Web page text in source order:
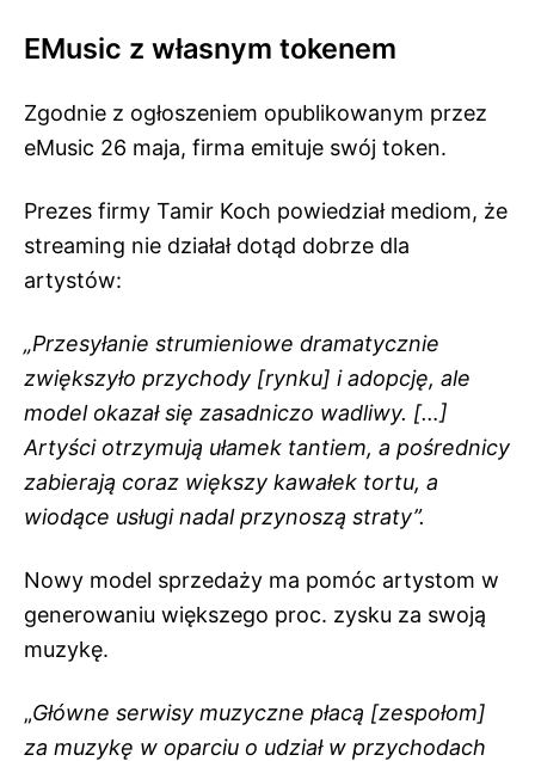
EMusic z własnym tokenem
Zgodnie z ogłoszeniem opublikowanym przez
eMusic 26 maja, firma emituje swój token.
Prezes firmy Tamir Koch powiedział mediom, że
streaming nie działał dotąd dobrze dla
artystów:
„Przesyłanie strumieniowe dramatycznie
zwiększyło przychody [rynku] i adopcję, ale
model okazał się zasadniczo wadliwy. […]
Artyści otrzymują ułamek tantiem, a pośrednicy
zabierają coraz większy kawałek tortu, a
wiodące usługi nadal przynoszą straty”.
Nowy model sprzedaży ma pomóc artystom w
generowaniu większego proc. zysku za swoją
muzykę.
„Główne serwisy muzyczne płacą [zespołom]
za muzykę w oparciu o udział w przychodach